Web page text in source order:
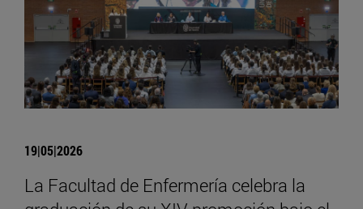
19|05|2026
La Facultad de Enfermería celebra la